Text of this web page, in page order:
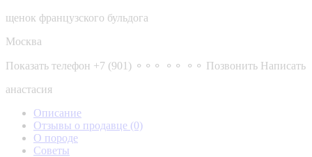
щенок французского бульдога
Москва
Показать телефон +7 (901) ⚬⚬⚬ ⚬⚬ ⚬⚬ Позвонить Написать
анастасия
Описание
Отзывы о продавце (0)
О породе
Советы